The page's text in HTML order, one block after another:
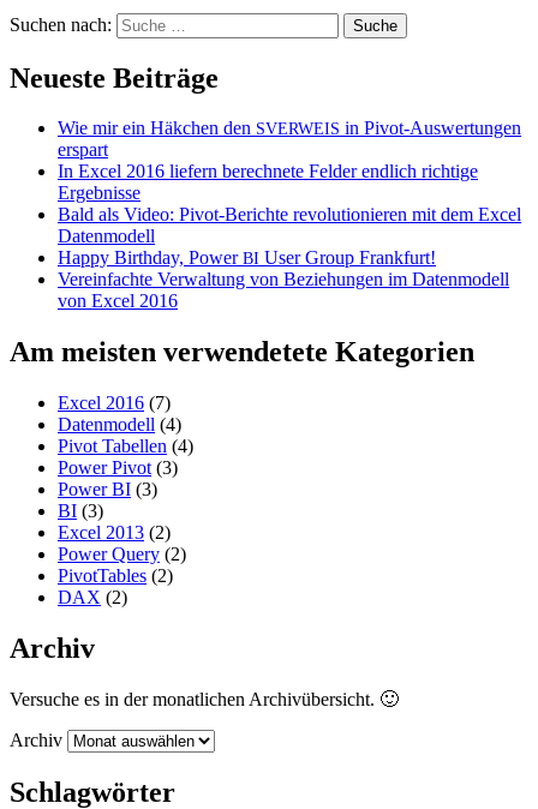
Suchen nach:
Neueste Beiträge
Wie mir ein Häkchen den SVERWEIS in Pivot-Auswertungen
erspart
In Excel 2016 liefern berechnete Felder endlich richtige
Ergebnisse
Bald als Video: Pivot-Berichte revolutionieren mit dem Excel
Datenmodell
Happy Birthday, PowerBI User Group Frankfurt!
Vereinfachte Verwaltung von Beziehungen im Datenmodell
von Excel 2016
Am meisten verwendetete Kategorien
Excel 2016 (7)
Datenmodell (4)
Pivot Tabellen (4)
Power Pivot (3)
Power BI (3)
BI (3)
Excel 2013 (2)
Power Query (2)
PivotTables (2)
DAX (2)
Archiv
Versuche es in der monatlichen Archivübersicht. 🙂
Archiv
Schlagwörter